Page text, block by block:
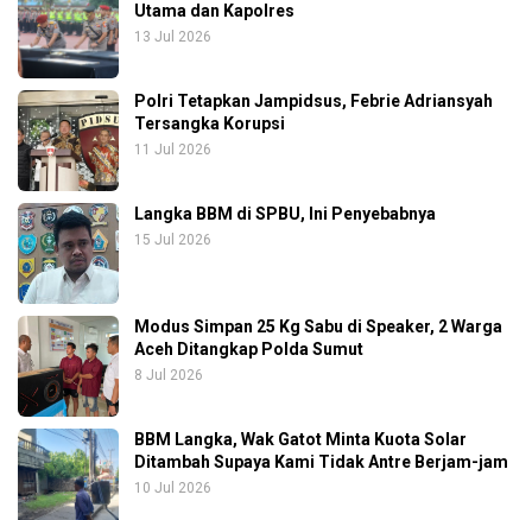
Utama dan Kapolres
13 Jul 2026
Polri Tetapkan Jampidsus, Febrie Adriansyah
Tersangka Korupsi
11 Jul 2026
Langka BBM di SPBU, Ini Penyebabnya
15 Jul 2026
Modus Simpan 25 Kg Sabu di Speaker, 2 Warga
Aceh Ditangkap Polda Sumut
8 Jul 2026
BBM Langka, Wak Gatot Minta Kuota Solar
Ditambah Supaya Kami Tidak Antre Berjam-jam
10 Jul 2026